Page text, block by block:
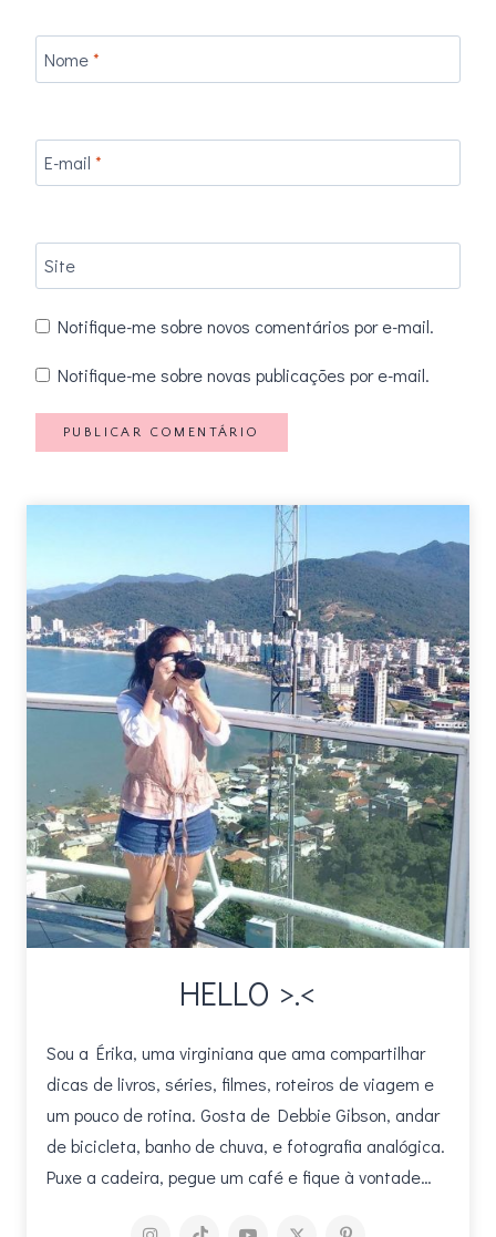
Nome*
E-mail *
Site
Notifique-me sobre novos comentários por e-mail.
Notifique-me sobre novas publicações por e-mail.
HELLO >.<
Sou a Érika, uma virginiana que ama compartilhar
dicas de livros, séries, filmes, roteiros de viagem e
um pouco de rotina. Gosta de Debbie Gibson, andar
de bicicleta, banho de chuva, e fotografia analógica.
Puxe a cadeira, pegue um café e fique à vontade…